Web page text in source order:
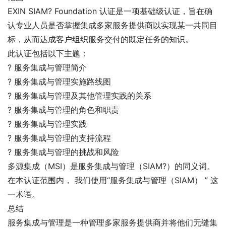
EXIN SIAM? Foundation 认证是一项基础级认证，旨在确
认专业人员是否掌握集成多家服务提供商以实现某一共同目
标，从而达成客户组织服务交付的既定任务的知识。
此认证包括以下主题：
? 服务集成与管理简介
? 服务集成与管理实施路线图
? 服务集成与管理及其他管理实践的关系
? 服务集成与管理的角色和职责
? 服务集成与管理实践
? 服务集成与管理的支持流程
? 服务集成与管理的挑战和风险
多源集成（MSI）是服务集成与管理（SIAM?）的同义词。
在本认证范围内， 我们使用“服务集成与管理（SIAM） ” 这
一术语。
总结
服务集成与管理是一种管理多家服务提供商并将他们无缝集